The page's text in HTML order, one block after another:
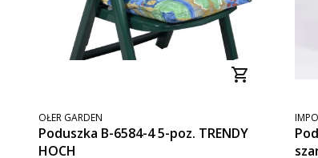
PRODUCENT
OŁER GARDEN
Poduszka B-6584-4 5-poz. TRENDY
HOCH